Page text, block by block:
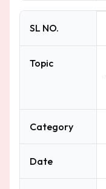
SL NO.
Topic
Category
Date